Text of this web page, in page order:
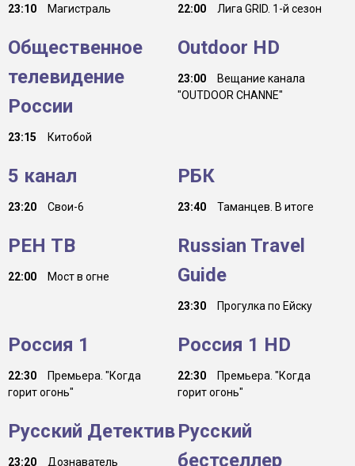
23:10 Магистраль 22:00 Лига GRID. 1-й сезон
Общественное
телевидение
России
23:15 Китобой
Outdoor HD
23:00
Вещание канала
"OUTDOOR CHANNE"
5 канал
23:20 Свои-6
РБК
23:40 Таманцев. В итоге
РЕН ТВ
22:00 Мост в огне
Russian Travel
Guide
23:30 Прогулка по Ейску
Россия 1
22:30
Премьера. "Когда
горит огонь"
Россия 1 HD
22:30
Премьера. "Когда
горит огонь"
Русский Детектив
23:20 Дознаватель
Русский
бестселлер